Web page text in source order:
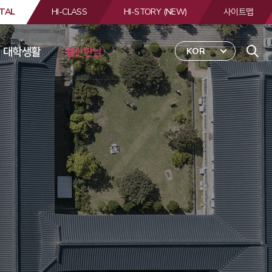
합
검
색
HI-CLASS HI-STORY (NEW) 사이트맵
KOR
대학생활 열린한남